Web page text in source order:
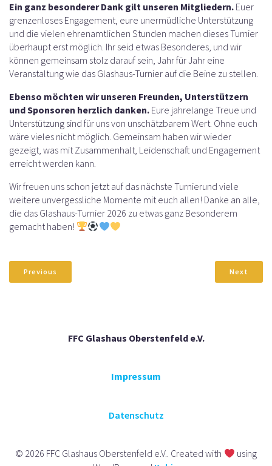
Ein ganz besonderer Dank gilt unseren Mitgliedern. Euer
grenzenloses Engagement, eure unermüdliche Unterstützung
und die vielen ehrenamtlichen Stunden machen dieses Turnier
überhaupt erst möglich. Ihr seid etwas Besonderes, und wir
können gemeinsam stolz darauf sein, Jahr für Jahr eine
Veranstaltung wie das Glashaus-Turnier auf die Beine zu stellen.
Ebenso möchten wir unseren Freunden, Unterstützern
und Sponsoren herzlich danken. Eure jahrelange Treue und
Unterstützung sind für uns von unschätzbarem Wert. Ohne euch
wäre vieles nicht möglich. Gemeinsam haben wir wieder
gezeigt, was mit Zusammenhalt, Leidenschaft und Engagement
erreicht werden kann.
Wir freuen uns schon jetzt auf das nächste Turnierund viele
weitere unvergessliche Momente mit euch allen! Danke an alle,
die das Glashaus-Turnier 2026 zu etwas ganz Besonderem
gemacht haben!
Previous Next
FFC Glashaus Oberstenfeld e.V.
Impressum
Datenschutz
© 2026 FFC Glashaus Oberstenfeld e.V.. Created with
using